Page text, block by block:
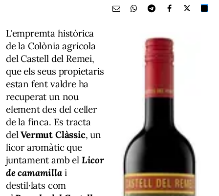
L'empremta històrica
de la Colònia agrícola
del Castell del Remei,
que els seus propietaris
estan fent valdre ha
recuperat un nou
element des del celler
de la finca. Es tracta
delVermut Clàssic, un
licor aromàtic que
juntament amb elLicor
de camamillai
destil·lats com